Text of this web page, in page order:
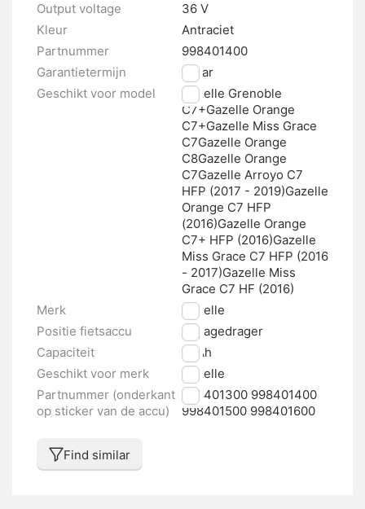
Output voltage
36 V
Kleur
Antraciet
Partnummer
998401400
Garantietermijn
2 jaar
Geschikt voor model
Gazelle Grenoble
C7+Gazelle Orange
C7+Gazelle Miss Grace
C7Gazelle Orange
C8Gazelle Orange
C7Gazelle Arroyo C7
HFP (2017 - 2019)Gazelle
Orange C7 HFP
(2016)Gazelle Orange
C7+ HFP (2016)Gazelle
Miss Grace C7 HFP (2016
- 2017)Gazelle Miss
Grace C7 HF (2016)
Merk
Gazelle
Positie fietsaccu
Bagagedrager
Capaciteit
11 Ah
Geschikt voor merk
Gazelle
Partnummer (onderkant
op sticker van de accu)
998401300 998401400
998401500 998401600
Find similar